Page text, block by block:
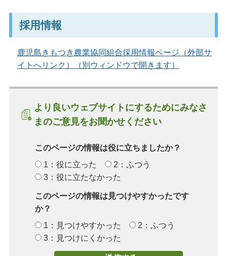
採用情報
鹿児島きもつき農業協同組合採用情報ページ（外部サ
イトへリンク）（別ウィンドウで開きます）
より良いウェブサイトにするためにみなさ
まのご意見をお聞かせください
このページの情報は役に立ちましたか？
1：役に立った
2：ふつう
3：役に立たなかった
このページの情報は見つけやすかったです
か？
1：見つけやすかった
2：ふつう
3：見つけにくかった